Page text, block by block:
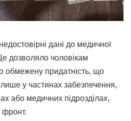
дані до медичної
дозволяло чоловікам
обмежену придатність, що
у частинах забезпечення,
або медичних підрозділах,
фронт.